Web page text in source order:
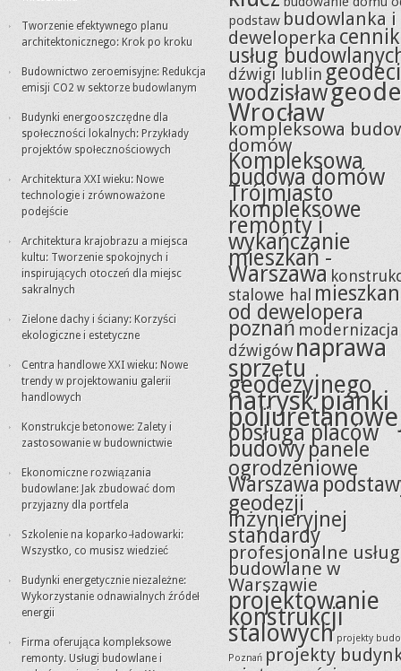
Tworzenie efektywnego planu
architektonicznego: Krok po kroku
Budownictwo zeroemisyjne: Redukcja
emisji CO2 w sektorze budowlanym
Budynki energooszczędne dla
społeczności lokalnych: Przykłady
projektów społecznościowych
Architektura XXI wieku: Nowe
technologie i zrównoważone
podejście
Architektura krajobrazu a miejsca
kultu: Tworzenie spokojnych i
inspirujących otoczeń dla miejsc
sakralnych
Zielone dachy i ściany: Korzyści
ekologiczne i estetyczne
Centra handlowe XXI wieku: Nowe
trendy w projektowaniu galerii
handlowych
Konstrukcje betonowe: Zalety i
zastosowanie w budownictwie
Ekonomiczne rozwiązania
budowlane: Jak zbudować dom
przyjazny dla portfela
Szkolenie na koparko-ładowarki:
Wszystko, co musisz wiedzieć
Budynki energetycznie niezależne:
Wykorzystanie odnawialnych źródeł
energii
Firma oferująca kompleksowe
remonty. Usługi budowlane i
podstaw budowlanka i
deweloperka cennik
usług
dźwigi lublingeodeci
wodzisław
Wrocław
kompleksowa
domów
Kompleksowa
budowa domów
Trójmiasto
kompleksowe
remonty i
wykańczanie
mieszkań -
Warszawa
stalowe hal
od dewelopera
poznań modernizacja
dźwigów naprawa
sprzętu
geodezyjnego
natrysk pianki
obsługa placów
budowypanele
ogrodzeniowe
Warszawa
geodezji
inżynieryjnej
standardy
profesjonalne
budowlane w
Warszawie
projektowanie
konstrukcji
stalowych projekty
Poznań projekty